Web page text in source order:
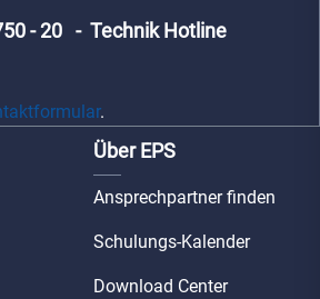
- 20 - Technik Hotline
.
Über EPS
Ansprechpartner finden
Schulungs-Kalender
Download Center